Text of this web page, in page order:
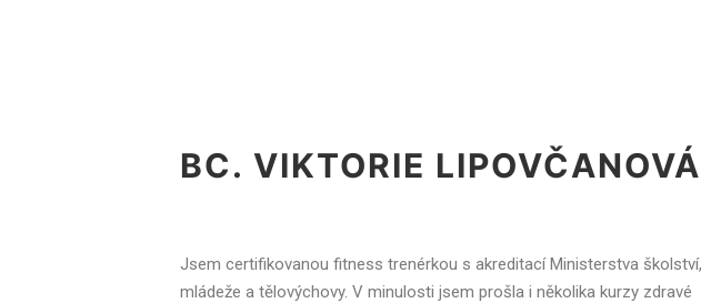
BC. VIKTORIE LIPOVČANOVÁ
Jsem certifikovanou fitness trenérkou s akreditací Ministerstva školství,
mládeže a tělovýchovy. V minulosti jsem prošla i několika kurzy zdravé